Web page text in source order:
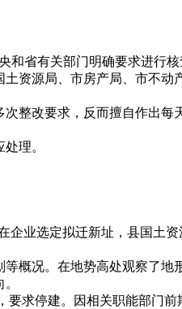
省有关部门明确要求进行
资源局、市房产局、市不
整改要求，反而擅自作出每
理。
业选定拟迁新址，县国土
概况。在地势高处观察了地
求停建。因相关职能部门